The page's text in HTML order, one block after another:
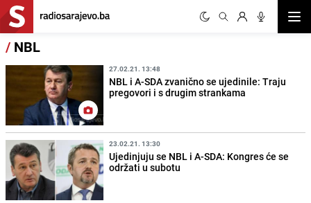
/ NBL
27.02.21. 13:48
NBL i A-SDA zvanično se ujedinile: Traju
pregovori i s drugim strankama
23.02.21. 13:30
Ujedinjuju se NBL i A-SDA: Kongres će se
održati u subotu